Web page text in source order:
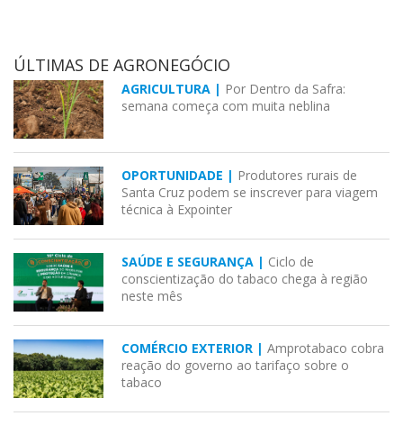
ÚLTIMAS DE AGRONEGÓCIO
AGRICULTURA | Por Dentro da Safra:
semana começa com muita neblina
OPORTUNIDADE | Produtores rurais de
Santa Cruz podem se inscrever para viagem
técnica à Expointer
SAÚDE E SEGURANÇA | Ciclo de
conscientização do tabaco chega à região
neste mês
COMÉRCIO EXTERIOR | Amprotabaco cobra
reação do governo ao tarifaço sobre o
tabaco